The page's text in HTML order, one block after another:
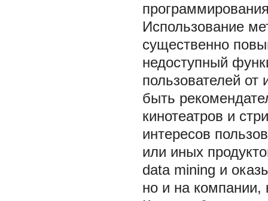
Использование
существенно
недоступный
пользователей
быть
кинотеатров и
интересов
или иных
data mining и
но и на